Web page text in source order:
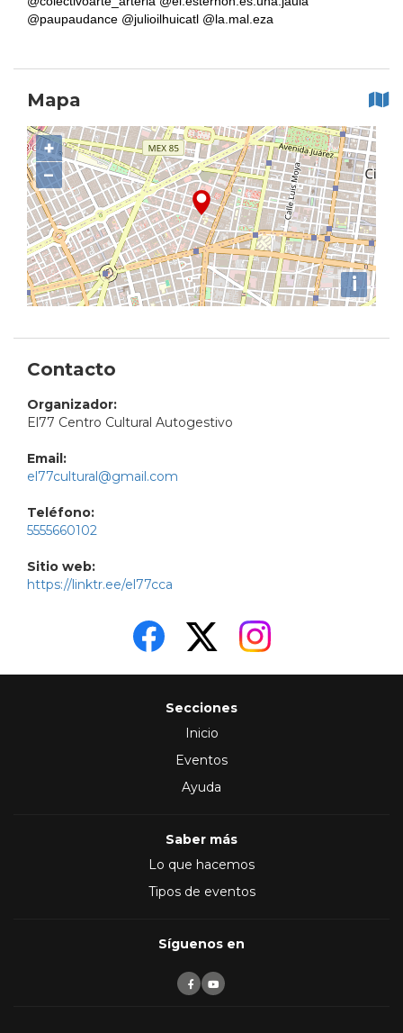
@paupaudance @julioilhuicatl @la.mal.eza
Mapa
+
−
i
Contacto
Organizador:
El77 Centro Cultural Autogestivo
Email:
el77cultural@gmail.com
Teléfono:
5555660102
Sitio web:
https://linktr.ee/el77cca
Secciones
Inicio
Eventos
Ayuda
Saber más
Lo que hacemos
Tipos de eventos
Síguenos en